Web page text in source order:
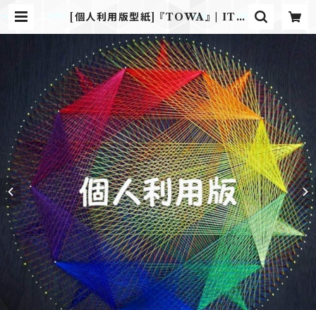
[個人利用版型紙] 『TOWA』 | ITO